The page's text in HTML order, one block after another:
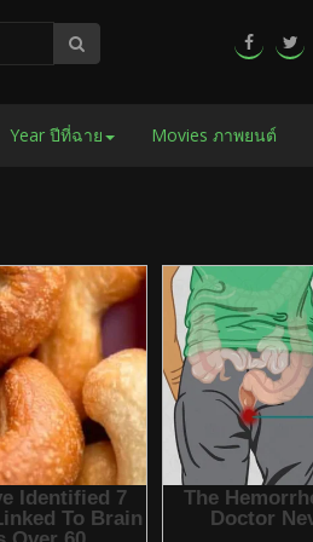
Year ปีที่ฉาย Movies ภาพยนต์